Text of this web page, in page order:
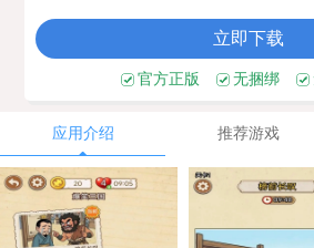
立即下载
官方正版 无捆绑
应用介绍 推荐游戏